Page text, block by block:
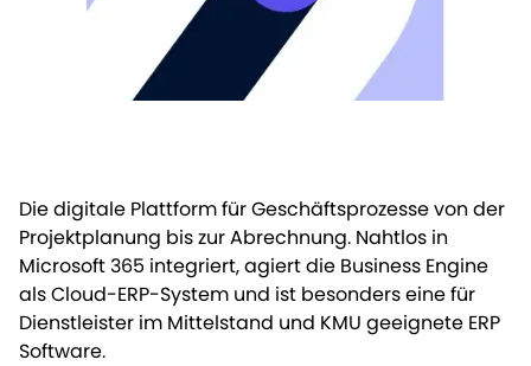
Leistungen
Referenzen
© 2025 compl3te GmbH
Die digitale Plattform für Geschäftsprozesse von der
Projektplanung bis zur Abrechnung. Nahtlos in
Microsoft 365 integriert, agiert die Business Engine
als Cloud-ERP-System und ist besonders eine für
Dienstleister im Mittelstand und KMU geeignete ERP
Software.